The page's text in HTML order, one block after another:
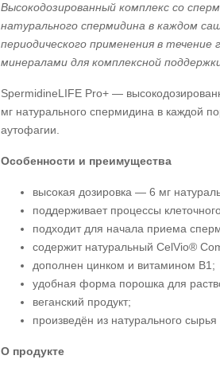
Высокодозированный комплекс со
натурального спермидина в каждом
периодического применения в
минералами для комплексной
SpermidineLIFE Pro+ —
мг натурального спермидина в каждой
аутофагии.
Особенности и преимущества
высокая дозировка — 6 мг
поддерживает процессы
подходит для начала приема
содержит натуральный CelVio®
дополнен цинком и витамином B1;
удобная форма порошка для
веганский продукт;
произведён из натурального
О продукте